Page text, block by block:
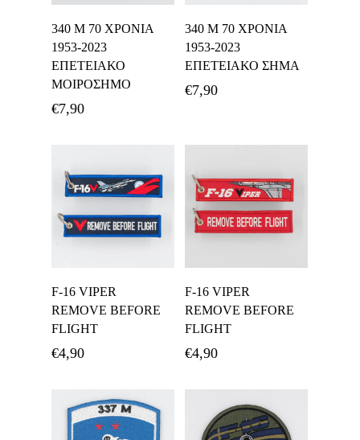
Καλάθι
340 Μ 70 ΧΡΟΝΙΑ
1953-2023
ΕΠΕΤΕΙΑΚΟ
ΜΟΙΡΟΣΗΜΟ
€7,90
Καλάθι
340 Μ 70 ΧΡΟΝΙΑ
1953-2023
ΕΠΕΤΕΙΑΚΟ ΣΗΜΑ
€7,90
Καλάθι
F-16 VIPER
REMOVE BEFORE
FLIGHT
€4,90
Καλάθι
F-16 VIPER
REMOVE BEFORE
FLIGHT
€4,90